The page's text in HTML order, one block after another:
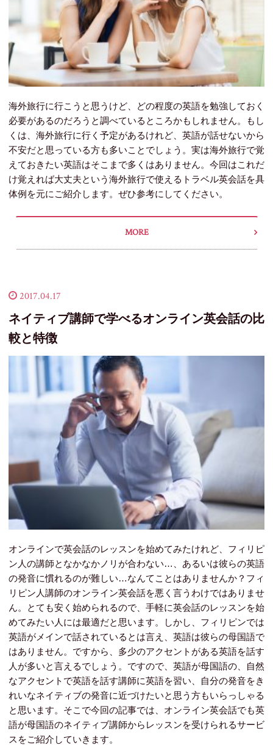
海外旅行に行こうと思うけど、どの程度の英語を勉強しておく
必要があるのだろうと調べているところかもしれません。もし
くは、海外旅行に行く予定があるけれど、英語が話せないから
不安だと思っている方も多いことでしょう。実は海外旅行で覚
えておきたい英語はそこまで多くはありません。今回はこれだ
け覚えれば大丈夫という海外旅行で使えるトラベル英会話を具
体例を元にご紹介します。ぜひ参考にしてください。
MORE
2017.04.17
ネイティブ講師で学べるオンライン英会話の比
較と特徴
オンラインで英会話のレッスンを始めてみたけれど、フィリピ
ン人の講師となかなかノリが合わない…、あるいは彼らの英語
の発音に慣れるのが難しい…なんてことはありませんか？フィ
リピン人講師のオンライン英会話を悪く言うわけではありませ
ん。とても安く始められるので、手軽に英会話のレッスンを始
めてみたい人には最適だと思います。しかし、フィリピンでは
英語がメインで話されているとは言え、英語は彼らの母国語で
はありません。ですから、多少のアクセントがある英語を話す
人が多いと言えるでしょう。ですので、英語が母国語の、自然
なアクセントで英語を話す講師に英語を習い、自分の発音をき
れいなネイティブの発音に近づけたいと思う方もいらっしゃる
と思います。そこで今回の記事では、オンライン英会話でも英
語が母国語のネイティブ講師からレッスンを受けられるサービ
スをご紹介していきます。